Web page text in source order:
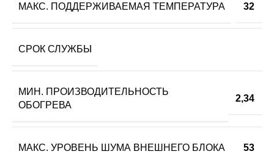
МАКС. ПОДДЕРЖИВАЕМАЯ ТЕМПЕРАТУРА 32
СРОК СЛУЖБЫ
МИН. ПРОИЗВОДИТЕЛЬНОСТЬ
ОБОГРЕВА
2,34
МАКС. УРОВЕНЬ ШУМА ВНЕШНЕГО БЛОКА 53